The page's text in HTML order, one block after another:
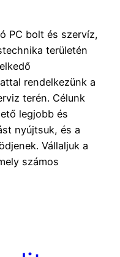
PC bolt és szervíz,
területén
rendelkezünk a
terén. Célunk
legjobb és
nyújtsuk, és a
Vállaljuk a
számos